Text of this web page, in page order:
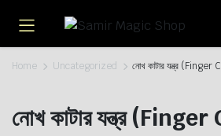
Home Uncategorized নোখ কাটার যন্ত্র
নোখ কাটার যন্ত্র